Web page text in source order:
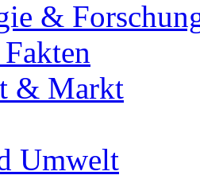
&
& Markt
Umwelt